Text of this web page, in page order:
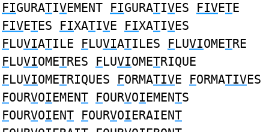
FIGURATIVEMENT FIGURATIVES FIVETE
FIVETES FIXATIVE FIXATIVES
FLUVIATILE FLUVIATILES FLUVIOMETRE
FLUVIOMETRES FLUVIOMETRIQUE
FLUVIOMETRIQUES FORMATIVE FORMATIVES
FOURVOIEMENT FOURVOIEMENTS
FOURVOIENT FOURVOIERAIENT